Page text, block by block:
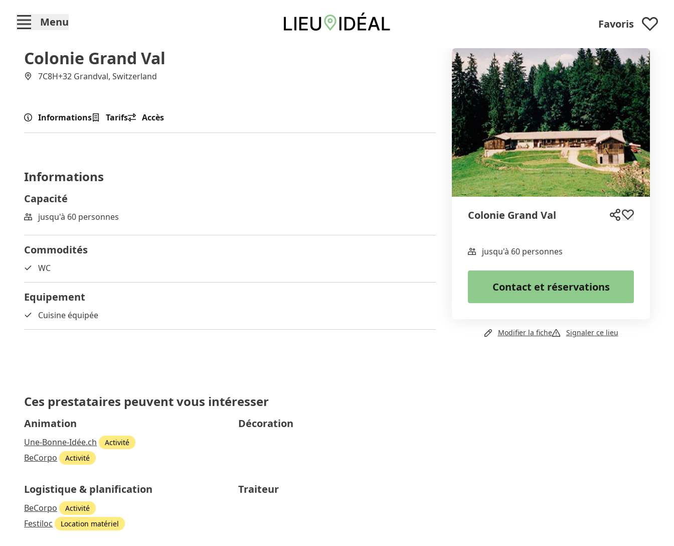
Menu Favoris
Colonie Grand Val
7C8H+32 Grandval, Switzerland
Informations Tarifs Accès
Informations
Capacité
jusqu'à 60 personnes
Commodités
WC
Equipement
Cuisine équipée
Ces prestataires peuvent vous intéresser
Animation
Une-Bonne-Idée.ch Activité
BeCorpo Activité
Décoration
Logistique & planification
BeCorpo Activité
Festiloc Location matériel
Traiteur
Colonie Grand Val
WhatsApp
Email
Copier le lien
jusqu'à 60 personnes
Contact et réservations
Email
Modifier la fiche Signaler ce lieu